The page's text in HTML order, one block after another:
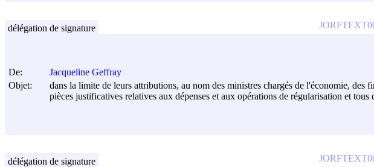
De:
Jacqueline Geffray
Objet:
dans la limite de leurs attributions, au nom des ministres chargés de l'économie,
pièces justificatives relatives aux dépenses et aux opérations de régularisation et tous
délégation de signature
délégation de signature